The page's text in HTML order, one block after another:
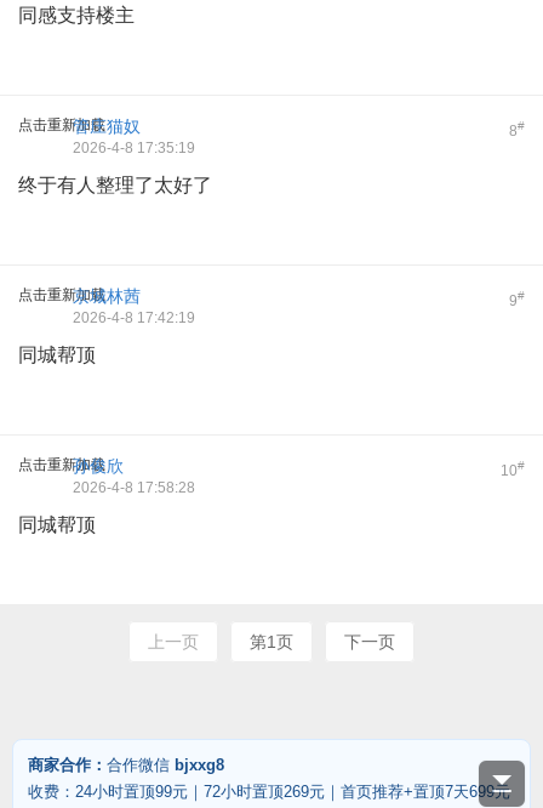
同感支持楼主
点击重新加载 8#
管庄猫奴
2026-4-8 17:35:19
终于有人整理了太好了
点击重新加载 9#
京城林茜
2026-4-8 17:42:19
同城帮顶
点击重新加载 10#
孙俊欣
2026-4-8 17:58:28
同城帮顶
上一页 第1页 下一页
商家合作： 合作微信 bjxxg8
收费：24小时置顶99元｜72小时置顶269元｜首页推荐+置顶7天699元